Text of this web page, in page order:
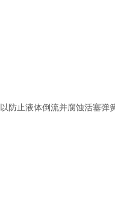
止液体倒流并腐蚀活塞弹簧